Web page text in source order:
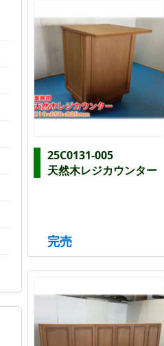
25C0131-005
天然木レジカウンター
完売